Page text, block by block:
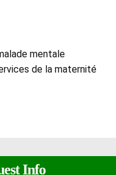
mentale
de la maternité
Info